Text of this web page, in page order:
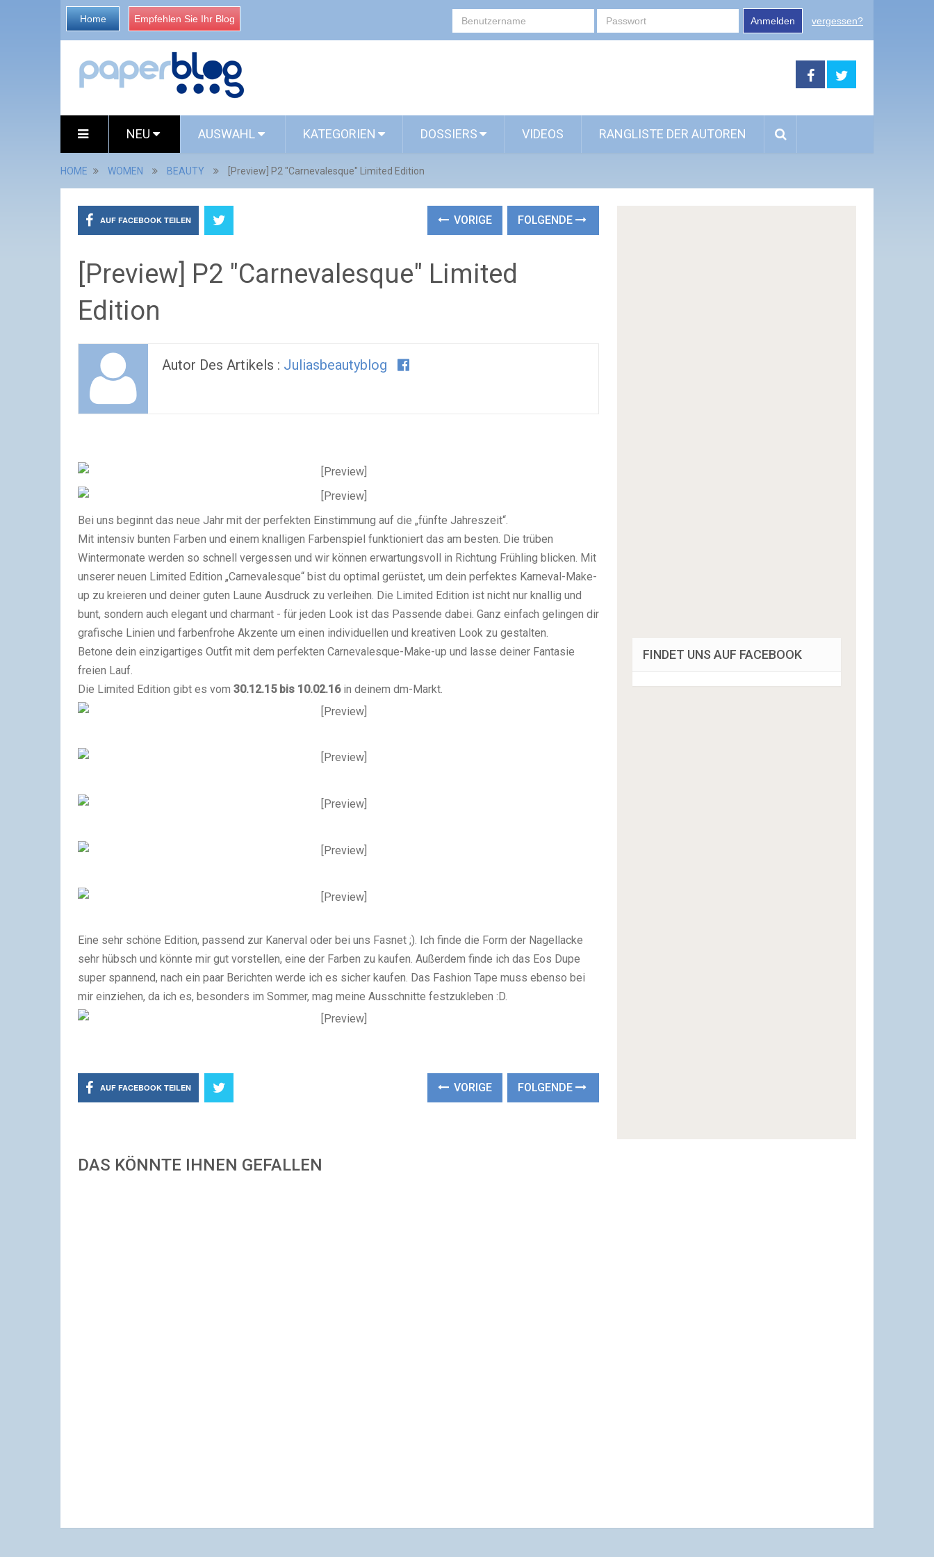
Home Empfehlen Sie Ihr Blog Anmelden vergessen?
NEU AUSWAHL KATEGORIEN DOSSIERS VIDEOS RANGLISTE DER AUTOREN
HOME WOMEN BEAUTY [Preview] P2 "Carnevalesque" Limited Edition
AUF FACEBOOK TEILEN VORIGE FOLGENDE
[Preview] P2 "Carnevalesque" Limited
Edition
Autor Des Artikels : Juliasbeautyblog
Bei uns beginnt das neue Jahr mit der perfekten Einstimmung auf die „fünfte Jahreszeit“.
Mit intensiv bunten Farben und einem knalligen Farbenspiel funktioniert das am besten. Die trüben
Wintermonate werden so schnell vergessen und wir können erwartungsvoll in Richtung Frühling blicken. Mit
unserer neuen Limited Edition „Carnevalesque“ bist du optimal gerüstet, um dein perfektes Karneval-Make-
up zu kreieren und deiner guten Laune Ausdruck zu verleihen. Die Limited Edition ist nicht nur knallig und
bunt, sondern auch elegant und charmant - für jeden Look ist das Passende dabei. Ganz einfach gelingen dir
grafische Linien und farbenfrohe Akzente um einen individuellen und kreativen Look zu gestalten.
Betone dein einzigartiges Outfit mit dem perfekten Carnevalesque-Make-up und lasse deiner Fantasie
freien Lauf.
Die Limited Edition gibt es vom 30.12.15 bis 10.02.16in deinem dm-Markt.
Eine sehr schöne Edition, passend zur Kanerval oder bei uns Fasnet ;). Ich finde die Form der Nagellacke
sehr hübsch und könnte mir gut vorstellen, eine der Farben zu kaufen. Außerdem finde ich das Eos Dupe
super spannend, nach ein paar Berichten werde ich es sicher kaufen. Das Fashion Tape muss ebenso bei
mir einziehen, da ich es, besonders im Sommer, mag meine Ausschnitte festzukleben :D.
AUF FACEBOOK TEILEN VORIGE FOLGENDE
DAS KÖNNTE IHNEN GEFALLEN
FINDET UNS AUF FACEBOOK